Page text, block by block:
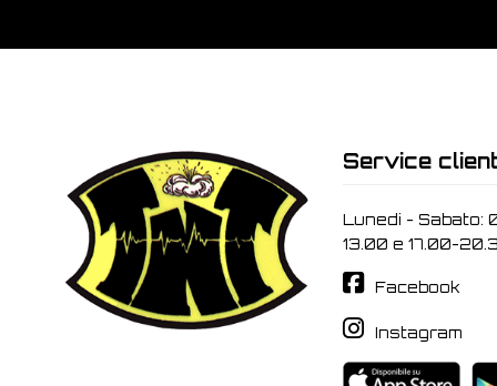
Service
Lunedi - Sabato:
13.00 e 17.00-
Facebook
Instagram